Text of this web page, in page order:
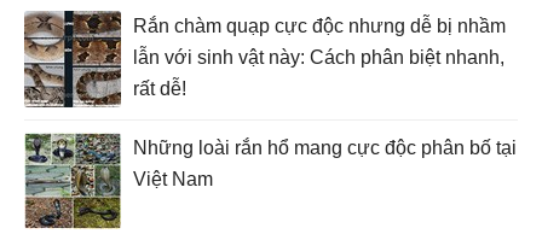
Rắn chàm quạp cực độc nhưng dễ bị nhầm
lẫn với sinh vật này: Cách phân biệt nhanh,
rất dễ!
Những loài rắn hổ mang cực độc phân bố tại
Việt Nam